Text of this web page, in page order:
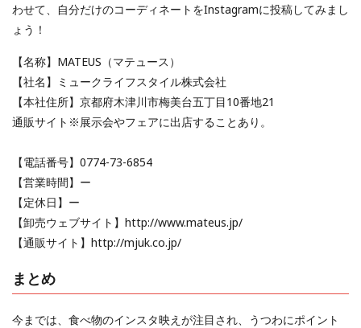
わせて、自分だけのコーディネートをInstagramに投稿してみまし
ょう！
【名称】MATEUS（マテュース）
【社名】ミュークライフスタイル株式会社
【本社住所】京都府木津川市梅美台五丁目10番地21
通販サイト※展示会やフェアに出店することあり。
【電話番号】0774-73-6854
【営業時間】ー
【定休日】ー
【卸売ウェブサイト】http://www.mateus.jp/
【通販サイト】http://mjuk.co.jp/
まとめ
今までは、食べ物のインスタ映えが注目され、うつわにポイント